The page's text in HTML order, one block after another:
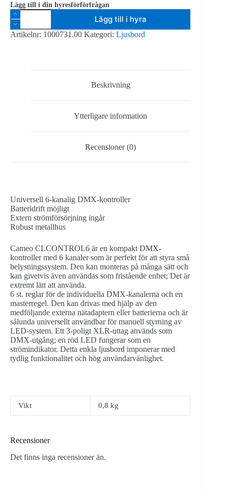
Lägg till i din hyresförförfrågan
Cameo
Ljusbord
6
kanaler
Lägg till i hyra
Artikelnr: 1000731.00 Kategori: Ljusbord
Beskrivning
Ytterligare information
Recensioner (0)
Universell 6-kanalig DMX-kontroller
Batteridrift möjligt
Extern strömförsörjning ingår
Robust metallhus
Cameo CLCONTROL6 är en kompakt DMX-
kontroller med 6 kanaler som är perfekt för att styra små
belysningssystem. Den kan monteras på många sätt och
kan givetvis även användas som fristående enhet; Det är
extremt lätt att använda.
6 st. reglar för de individuella DMX-kanalerna och en
masterregel. Den kan drivas med hjälp av den
medföljande externa nätadaptern eller batterierna och är
sålunda universellt användbar för manuell styrning av
LED-system. Ett 3-poligt XLR-uttag används som
DMX-utgång; en röd LED fungerar som en
strömindikator. Detta enkla ljusbord imponerar med
tydlig funktionalitet och hög användarvänlighet.
Vikt 0,8 kg
Recensioner
Det finns inga recensioner än.